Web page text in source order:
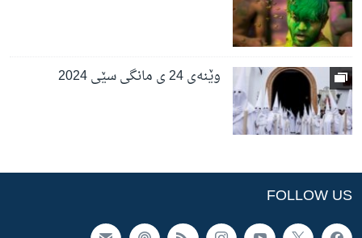
وێنەی 24 ی مانگی سێی 2024
FOLLOW US